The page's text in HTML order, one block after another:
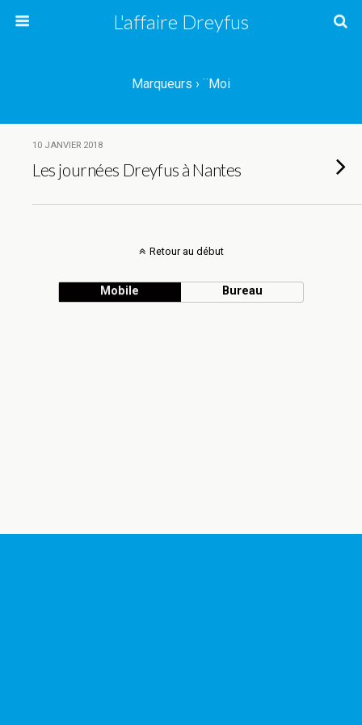
L'affaire Dreyfus
Marqueurs › ¨Moi
10 JANVIER 2018
Les journées Dreyfus à Nantes
Retour au début
Mobile Bureau